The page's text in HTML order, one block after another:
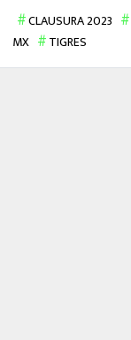
CLAUSURA 2023
MX
TIGRES